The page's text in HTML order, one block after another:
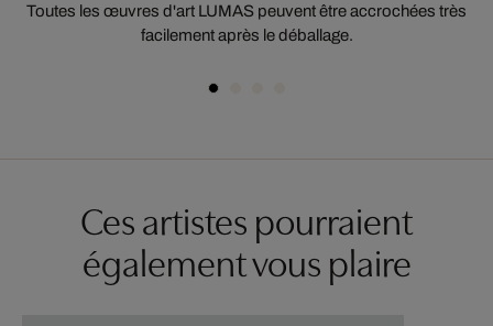
Toutes les œuvres d'art LUMAS peuvent être accrochées très
facilement après le déballage.
Ces artistes pourraient
également vous plaire